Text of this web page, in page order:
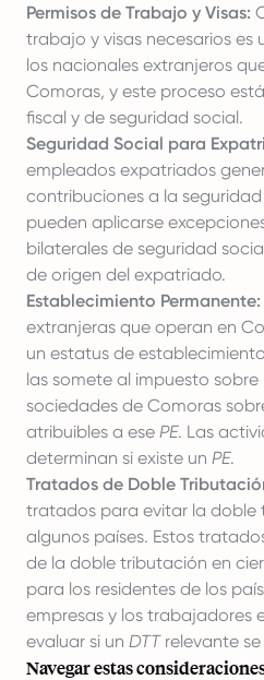
Permisos de Trabajo y Visas:
trabajo y visas necesarios es
los nacionales extranjeros
Comoras, y este proceso
fiscal y de seguridad social.
Seguridad Social para
empleados expatriados
contribuciones a la
pueden aplicarse
bilaterales de seguridad
de origen del expatriado.
Establecimiento Permanente:
extranjeras que operan en
un estatus de
las somete al impuesto
sociedades de Comoras
atribuibles a ese PE. Las
determinan si existe un PE.
Tratados de Doble
tratados para evitar la doble
algunos países. Estos
de la doble tributación en
para los residentes de los
empresas y los trabajadores
evaluar si un DTTrelevante
Navegar estas